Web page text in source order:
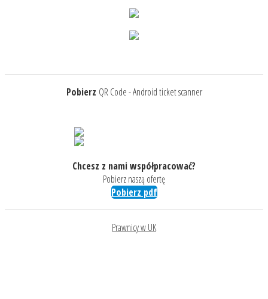
Pobierz QR Code - Android ticket scanner
Chcesz z nami współpracować?
Pobierz naszą ofertę
Pobierz pdf
Prawnicy w UK